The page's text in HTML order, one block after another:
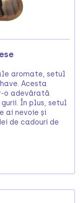
aromate, setul
Acesta
o adevărată
În plus, setul
ai nevoie și
de cadouri de